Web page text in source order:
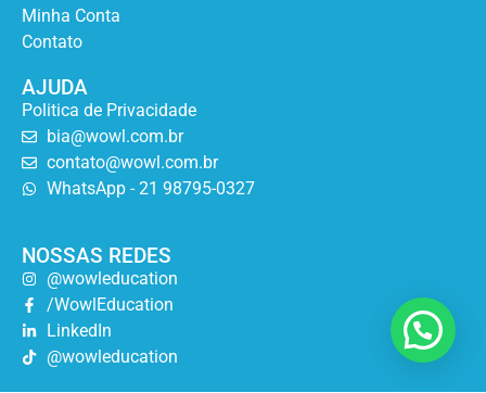
Minha Conta
Contato
AJUDA
Politica de Privacidade
bia@wowl.com.br
contato@wowl.com.br
WhatsApp - 21 98795-0327
NOSSAS REDES
@wowleducation
/WowlEducation
LinkedIn
@wowleducation